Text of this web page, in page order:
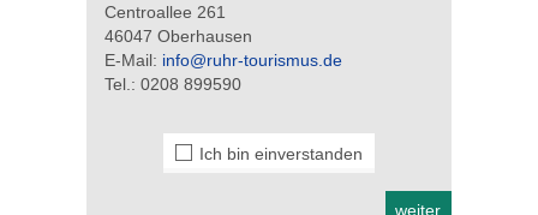
Centroallee 261
46047 Oberhausen
E-Mail: info@ruhr-tourismus.de
Tel.: 0208 899590
Ich bin einverstanden